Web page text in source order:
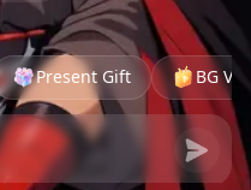
Present Gift BG